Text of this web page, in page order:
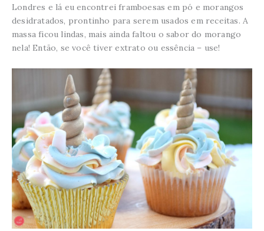
Londres e lá eu encontrei framboesas em pó e morangos
desidratados, prontinho para serem usados em receitas. A
massa ficou lindas, mais ainda faltou o sabor do morango
nela! Então, se você tiver extrato ou essência – use!